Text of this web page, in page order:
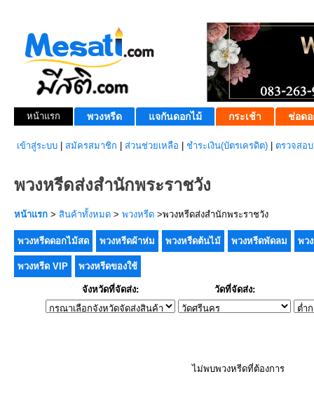
หน้าแรก พวงหรีด แจกันดอกไม้ กระเช้า ช่อดอ
เข้าสู่ระบบ สมัครสมาชิก ส่วนช่วยเหลือ ชำระเงิน(บัตรเครดิต) ตรวจสอ
พวงหรีดส่งสำนักพระราชวัง
หน้าแรก > สินค้าทั้งหมด > พวงหรีด >พวงหรีดส่งสำนักพระราชวัง
พวงหรีดดอกไม้สด พวงหรีดผ้าห่ม พวงหรีดต้นไม้ พวงหรีดพัดลม พว
พวงหรีด VIP พวงหรีดของใช้
จังหวัดที่จัดส่ง: วัดที่จัดส่ง:
ไม่พบพวงหรีดที่ต้องการ